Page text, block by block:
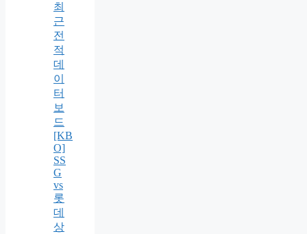
최
근
전
적
데
이
터
보
드
[KB
O]
SS
G
vs
롯
데
상